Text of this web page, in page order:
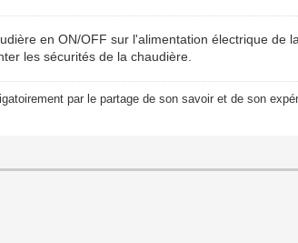
en ON/OFF sur l'alimentation électrique de
les sécurités de la chaudière.
par le partage de son savoir et de son